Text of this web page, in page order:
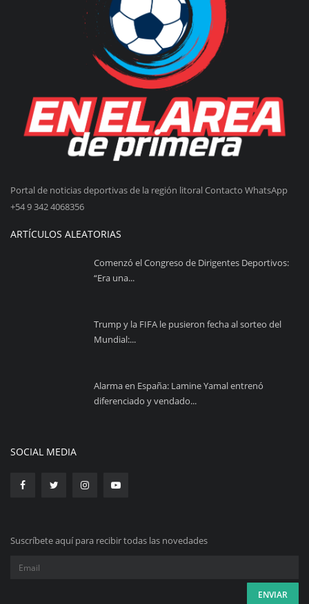
Portal de noticias deportivas de la región litoral Contacto WhatsApp
+54 9 342 4068356
ARTÍCULOS ALEATORIAS
Comenzó el Congreso de Dirigentes Deportivos:
“Era una...
Trump y la FIFA le pusieron fecha al sorteo del
Mundial:...
Alarma en España: Lamine Yamal entrenó
diferenciado y vendado...
SOCIAL MEDIA
Suscríbete aquí para recibir todas las novedades